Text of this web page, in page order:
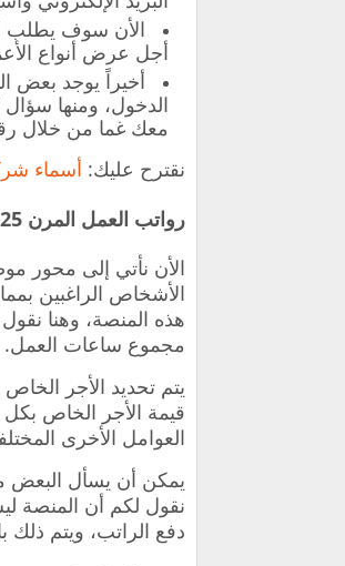
الأن سوف يطلب
أجل عرض أنواع
أخيراً يوجد بعض
الدخول، ومنها
معك غما من خلال
نقترح عليك: أسماء
رواتب العمل المرن 2025
الأشخاص الراغبين
هذه المنصة، وهنا
مجموع ساعات العمل.
يتم تحديد الأجر
قيمة الأجر الخاص
العوامل الأخرى
يمكن أن يسأل البعض
نقول لكم أن المنصة
دفع الراتب، ويتم ذلك